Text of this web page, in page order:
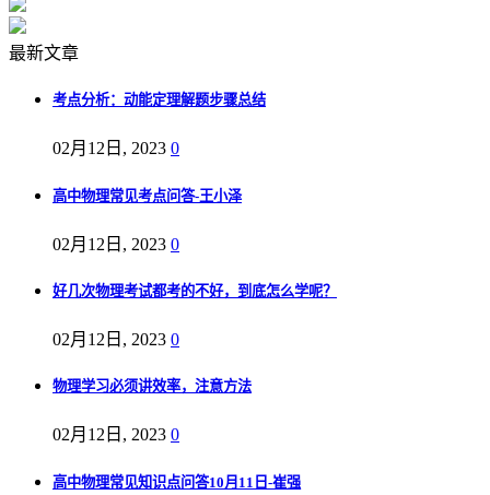
最新文章
考点分析：动能定理解题步骤总结
02月12日, 2023 0
高中物理常见考点问答-王小泽
02月12日, 2023 0
好几次物理考试都考的不好，到底怎么学呢？
02月12日, 2023 0
物理学习必须讲效率，注意方法
02月12日, 2023 0
高中物理常见知识点问答10月11日-崔强